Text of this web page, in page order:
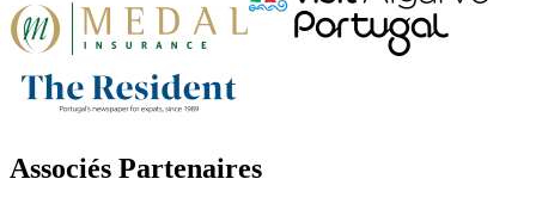
Associés Partenaires